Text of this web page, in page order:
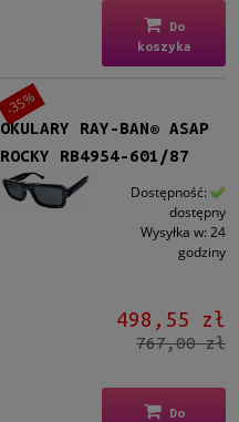
Do
koszyka
OKULARY RAY-BAN® ASAP
ROCKY RB4954-601/87
Dostępność:
dostępny
Wysyłka w: 24
godziny
498,55 zł
767,00 zł
Do
-35%